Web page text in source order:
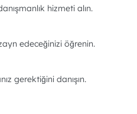
hizmeti alın.
edeceğinizi öğrenin.
gerektiğini danışın.